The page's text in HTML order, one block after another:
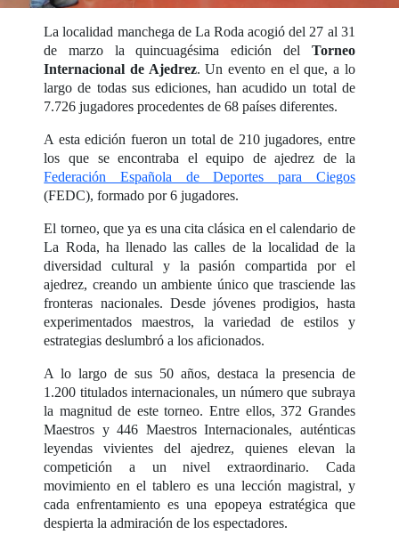
La localidad manchega de La Roda acogió del 27 al 31
de marzo la quincuagésima edición del Torneo
Internacional de Ajedrez. Un evento en el que, a lo
largo de todas sus ediciones, han acudido un total de
7.726 jugadores procedentes de 68 países diferentes.
A esta edición fueron un total de 210 jugadores, entre
los que se encontraba el equipo de ajedrez de la
Federación Española de Deportes para Ciegos
(FEDC), formado por 6 jugadores.
El torneo, que ya es una cita clásica en el calendario de
La Roda, ha llenado las calles de la localidad de la
diversidad cultural y la pasión compartida por el
ajedrez, creando un ambiente único que trasciende las
fronteras nacionales. Desde jóvenes prodigios, hasta
experimentados maestros, la variedad de estilos y
estrategias deslumbró a los aficionados.
A lo largo de sus 50 años, destaca la presencia de
1.200 titulados internacionales, un número que subraya
la magnitud de este torneo. Entre ellos, 372 Grandes
Maestros y 446 Maestros Internacionales, auténticas
leyendas vivientes del ajedrez, quienes elevan la
competición a un nivel extraordinario. Cada
movimiento en el tablero es una lección magistral, y
cada enfrentamiento es una epopeya estratégica que
despierta la admiración de los espectadores.